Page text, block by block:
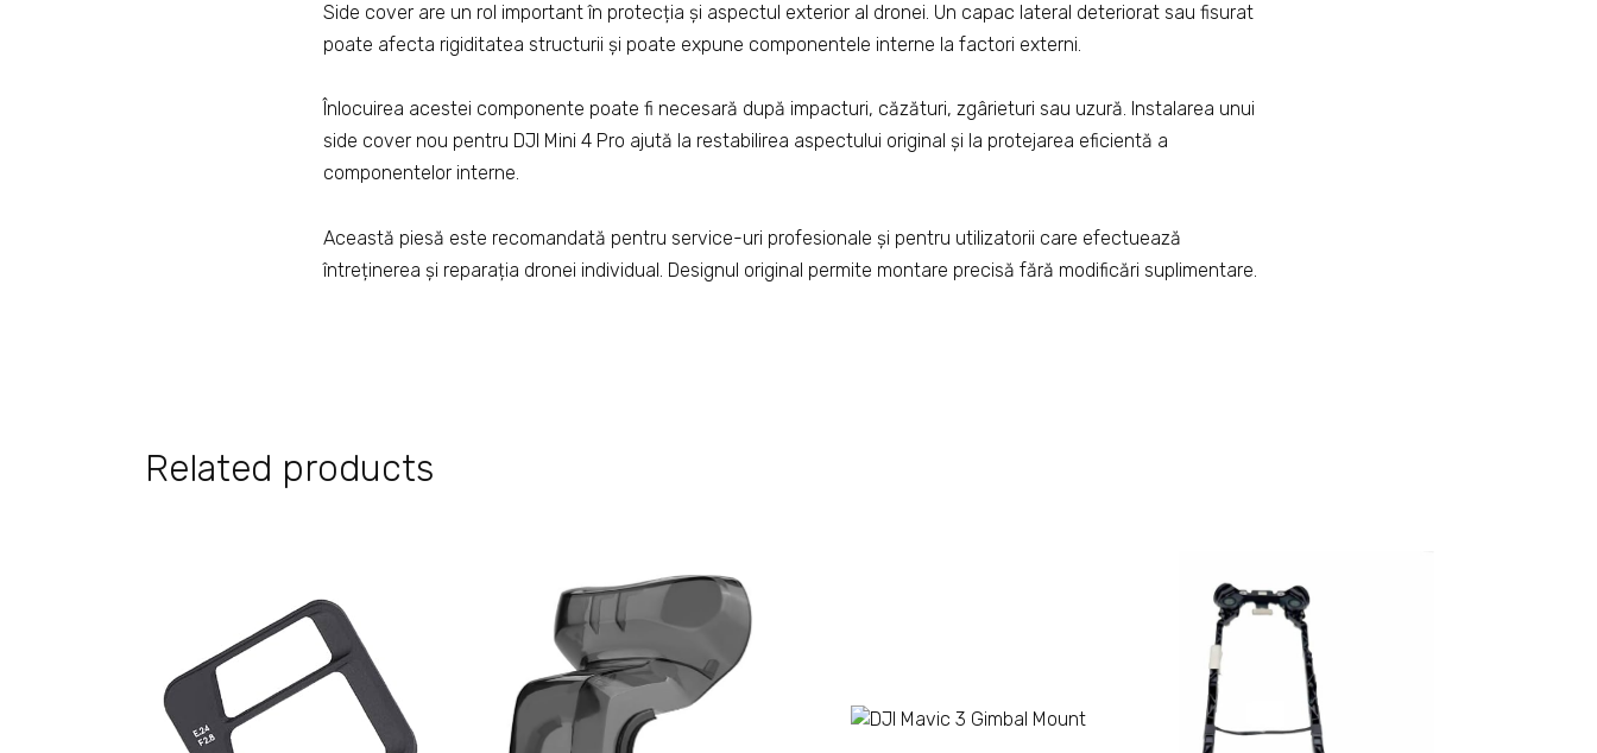
Side cover are un rol important în protecția și aspectul exterior al dronei. Un capac lateral deteriorat sau fisurat
poate afecta rigiditatea structurii și poate expune componentele interne la factori externi.
Înlocuirea acestei componente poate fi necesară după impacturi, căzături, zgârieturi sau uzură. Instalarea unui
side cover nou pentru DJI Mini 4 Pro ajută la restabilirea aspectului original și la protejarea eficientă a
componentelor interne.
Această piesă este recomandată pentru service-uri profesionale și pentru utilizatorii care efectuează
întreținerea și reparația dronei individual. Designul original permite montare precisă fără modificări suplimentare.
Related products